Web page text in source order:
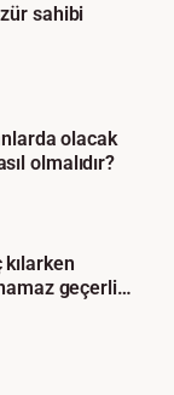
sahibi
olacak
olmalıdır?
geçerli